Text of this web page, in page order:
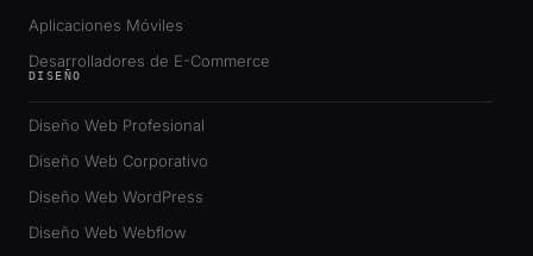
Aplicaciones Móviles
Desarrolladores de E-Commerce
DISEÑO
Diseño Web Profesional
Diseño Web Corporativo
Diseño Web WordPress
Diseño Web Webflow